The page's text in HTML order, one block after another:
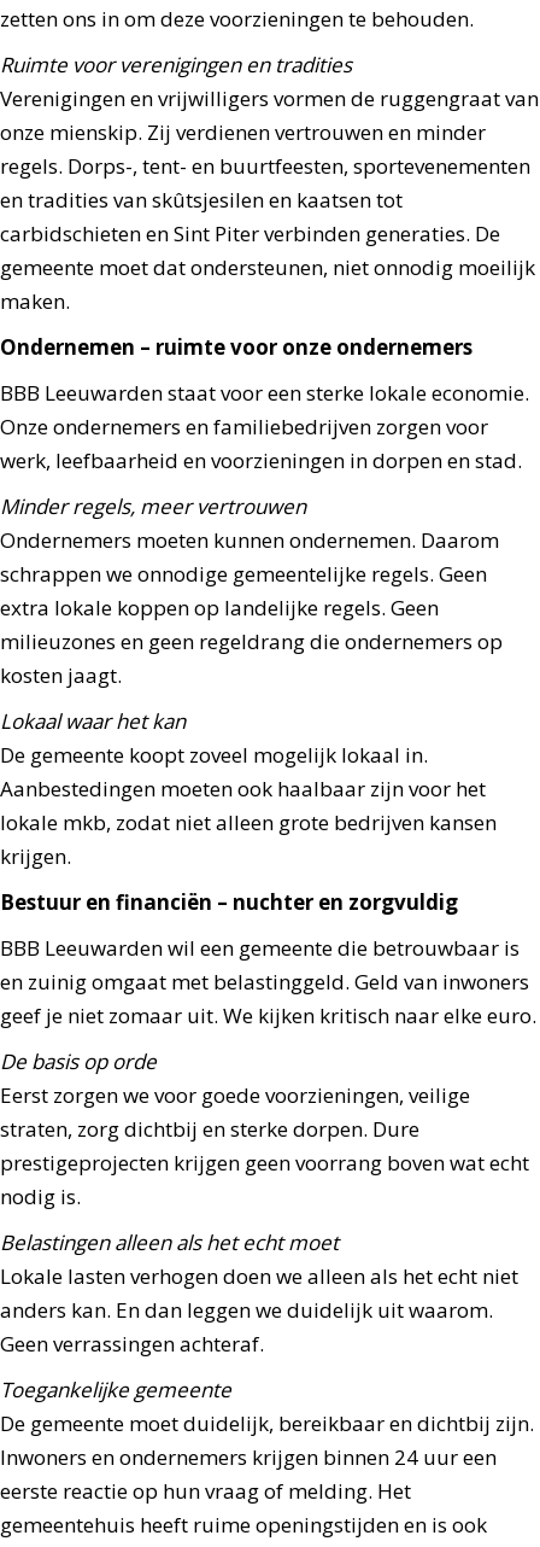
zetten ons in om deze voorzieningen te behouden.
Ruimte voor verenigingen en tradities
Verenigingen en vrijwilligers vormen de ruggengraat van
onze mienskip. Zij verdienen vertrouwen en minder
regels. Dorps-, tent- en buurtfeesten, sportevenementen
en tradities van skûtsjesilen en kaatsen tot
carbidschieten en Sint Piter verbinden generaties. De
gemeente moet dat ondersteunen, niet onnodig moeilijk
maken.
Ondernemen – ruimte voor onze ondernemers
BBB Leeuwarden staat voor een sterke lokale economie.
Onze ondernemers en familiebedrijven zorgen voor
werk, leefbaarheid en voorzieningen in dorpen en stad.
Minder regels, meer vertrouwen
Ondernemers moeten kunnen ondernemen. Daarom
schrappen we onnodige gemeentelijke regels. Geen
extra lokale koppen op landelijke regels. Geen
milieuzones en geen regeldrang die ondernemers op
kosten jaagt.
Lokaal waar het kan
De gemeente koopt zoveel mogelijk lokaal in.
Aanbestedingen moeten ook haalbaar zijn voor het
lokale mkb, zodat niet alleen grote bedrijven kansen
krijgen.
Bestuur en financiën – nuchter en zorgvuldig
BBB Leeuwarden wil een gemeente die betrouwbaar is
en zuinig omgaat met belastinggeld. Geld van inwoners
geef je niet zomaar uit. We kijken kritisch naar elke euro.
De basis op orde
Eerst zorgen we voor goede voorzieningen, veilige
straten, zorg dichtbij en sterke dorpen. Dure
prestigeprojecten krijgen geen voorrang boven wat echt
nodig is.
Belastingen alleen als het echt moet
Lokale lasten verhogen doen we alleen als het echt niet
anders kan. En dan leggen we duidelijk uit waarom.
Geen verrassingen achteraf.
Toegankelijke gemeente
De gemeente moet duidelijk, bereikbaar en dichtbij zijn.
Inwoners en ondernemers krijgen binnen 24 uur een
eerste reactie op hun vraag of melding. Het
gemeentehuis heeft ruime openingstijden en is ook